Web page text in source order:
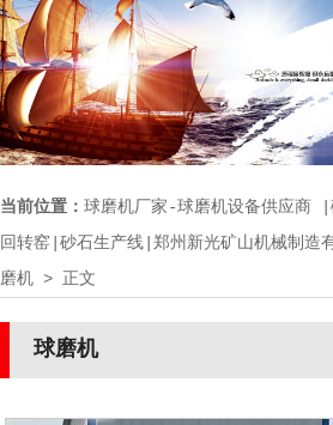
当前位置： 球磨机厂家-球磨机设备供应商
回转窑|砂石生产线|郑州新光矿山机械制造
磨机 > 正文
球磨机